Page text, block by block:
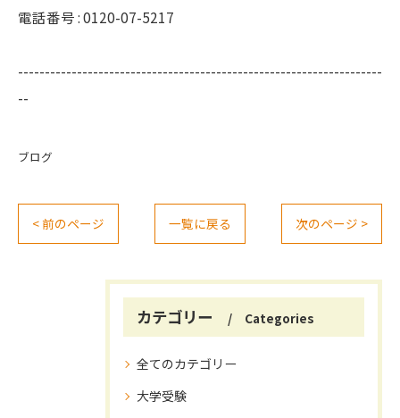
電話番号 : 0120-07-5217
--------------------------------------------------------------------
--
ブログ
< 前のページ 一覧に戻る 次のページ >
カテゴリー Categories
全てのカテゴリー
大学受験